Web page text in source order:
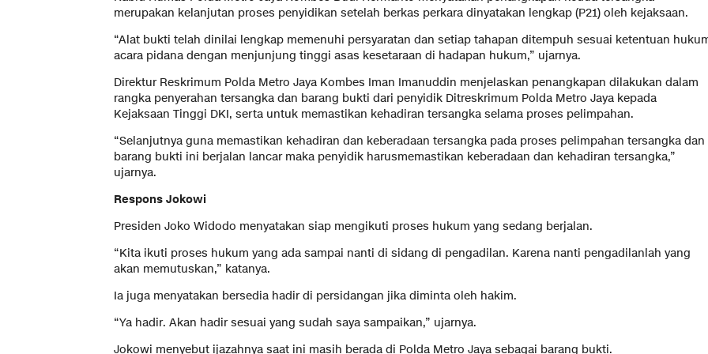
merupakan kelanjutan proses penyidikan setelah berkas perkara dinyatakan lengkap (P21) oleh kejaksaan.
“Alat bukti telah dinilai lengkap memenuhi persyaratan dan setiap tahapan ditempuh sesuai ketentuan
acara pidana dengan menjunjung tinggi asas kesetaraan di hadapan hukum,” ujarnya.
Direktur Reskrimum Polda Metro Jaya Kombes Iman Imanuddin menjelaskan penangkapan dilakukan dalam
rangka penyerahan tersangka dan barang bukti dari penyidik Ditreskrimum Polda Metro Jaya kepada
Kejaksaan Tinggi DKI, serta untuk memastikan kehadiran tersangka selama proses pelimpahan.
“Selanjutnya guna memastikan kehadiran dan keberadaan tersangka pada proses pelimpahan tersangka dan
barang bukti ini berjalan lancar maka penyidik harusmemastikan keberadaan dan kehadiran tersangka,”
ujarnya.
Respons Jokowi
Presiden Joko Widodo menyatakan siap mengikuti proses hukum yang sedang berjalan.
“Kita ikuti proses hukum yang ada sampai nanti di sidang di pengadilan. Karena nanti pengadilanlah yang
akan memutuskan,” katanya.
Ia juga menyatakan bersedia hadir di persidangan jika diminta oleh hakim.
“Ya hadir. Akan hadir sesuai yang sudah saya sampaikan,” ujarnya.
Jokowi menyebut ijazahnya saat ini masih berada di Polda Metro Jaya sebagai barang bukti.